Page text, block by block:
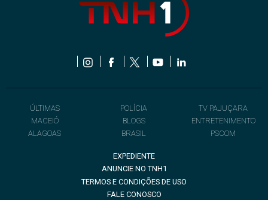
ÚLTIMAS
MACEIÓ
ALAGOAS
POLÍCIA
BLOGS
BRASIL
TV PAJUÇARA
ENTRETENIMENTO
PSCOM
EXPEDIENTE
ANUNCIE NO TNH1
TERMOS E CONDIÇÕES DE USO
FALE CONOSCO